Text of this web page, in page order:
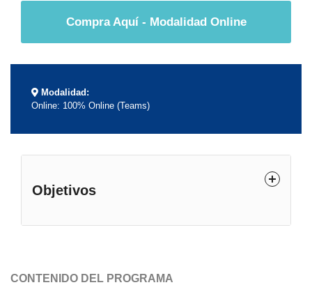
Compra Aquí - Modalidad Online
Modalidad:
Online: 100% Online (Teams)
Objetivos
CONTENIDO DEL PROGRAMA